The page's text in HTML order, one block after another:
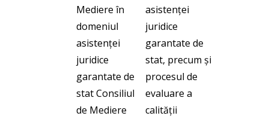
Mediere în
domeniul
asistenței
juridice
garantate de
stat Consiliul
de Mediere
asistenței
juridice
garantate de
stat, precum și
procesul de
evaluare a
calității